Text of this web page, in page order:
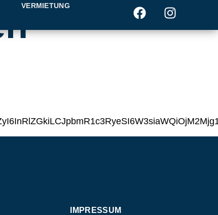
VERMIETUNG
IMPRESSUM